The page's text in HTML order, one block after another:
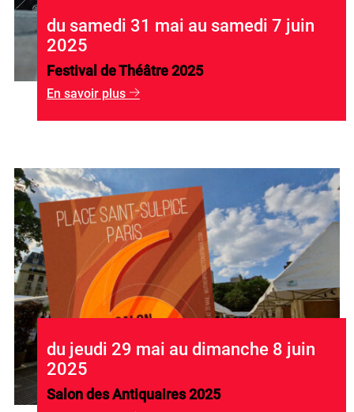
du samedi 31 mai au samedi 7 juin
2025
Festival de Théâtre 2025
En savoir plus g
du jeudi 29 mai au dimanche 8 juin
2025
Salon des Antiquaires 2025